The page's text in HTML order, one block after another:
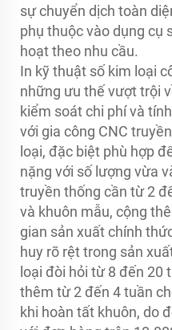
sự chuyển dịch toàn
phụ thuộc vào dụng cụ
hoạt theo nhu cầu.
In kỹ thuật số kim loại
những ưu thế vượt trội
kiểm soát chi phí và
với gia công CNC
loại, đặc biệt phù hợp
nặng với số lượng vừa
truyền thống cần từ 2
và khuôn mẫu, cộng
gian sản xuất chính
huy rõ rệt trong sản
loại đòi hỏi từ 8 đến 20
thêm từ 2 đến 4 tuần
khi hoàn tất khuôn, do